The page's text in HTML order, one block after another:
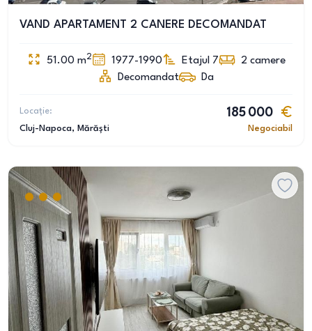
VAND APARTAMENT 2 CANERE DECOMANDAT
51.00 m2 1977-1990 Etajul 7 2 camere
Decomandat
Da
Locație:
Cluj-Napoca, Mărăști
185 000
Negociabil